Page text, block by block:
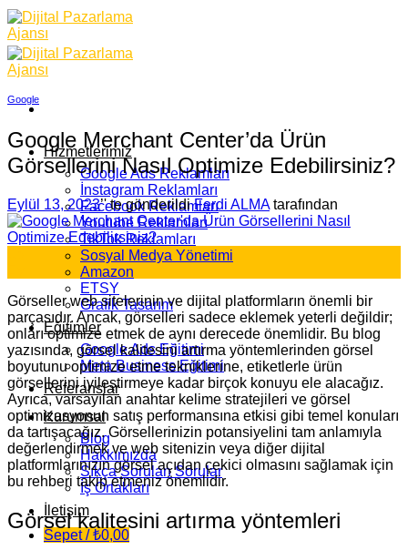
Skip
to
content
Hizmetlerimiz
Google Ads Reklamları
İnstagram Reklamları
Facebook Reklamları
Youtube Reklamları
TikTok Reklamları
Sosyal Medya Yönetimi
Amazon
ETSY
Grafik Tasarım
Eğitimler
Google Ads Eğitimi
Meta Business Eğitimi
Referanslar
Kurumsal
Blog
Hakkımızda
Sıkça Sorulan Sorular
İş Ortakları
İletişim
Sepet /₺0,00
Google
Google Merchant Center’da Ürün
Görsellerini Nasıl Optimize Edebilirsiniz?
Eylül 13, 2023’' te gönderildi Ferdi ALMAtarafından
Görseller web sitelerinin ve dijital platformların önemli bir
parçasıdır. Ancak, görselleri sadece eklemek yeterli değildir;
onları optimize etmek de aynı derecede önemlidir. Bu blog
yazısında, görsel kalitesini artırma yöntemlerinden görsel
boyutunu optimize etme tekniklerine, etiketlerle ürün
görsellerini iyileştirmeye kadar birçok konuyu ele alacağız.
Ayrıca, varsayılan anahtar kelime stratejileri ve görsel
optimizasyonun satış performansına etkisi gibi temel konuları
da tartışacağız. Görsellerinizin potansiyelini tam anlamıyla
değerlendirmek ve web sitenizin veya diğer dijital
platformlarınızın görsel açıdan çekici olmasını sağlamak için
bu rehberi takip etmeniz önemlidir.
Görsel kalitesini artırma yöntemleri